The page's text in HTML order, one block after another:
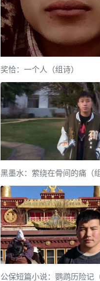
奖恰：一个人（组诗）
黑墨水：萦绕在骨间的痛（组
公保短篇小说：鹦鹉历险记